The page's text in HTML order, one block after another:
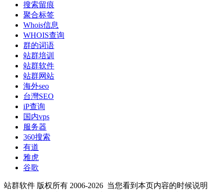
搜索留痕
聚合标签
Whois信息
WHOIS查询
群的词语
站群培训
站群软件
站群网站
海外seo
台灣SEO
iP查询
国内vps
服务器
360搜索
有道
雅虎
谷歌
站群软件 版权所有 2006-2026 当您看到本页内容的时候说明